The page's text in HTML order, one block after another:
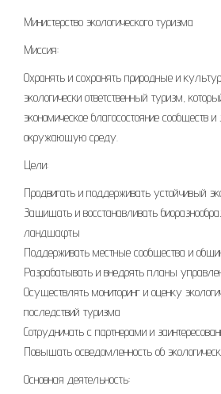
Министерство экологического туризма
Миссия:
Охранять и сохранять природные и
экологически ответственный туризм,
экономическое благосостояние сообществ
окружающую среду.
Цели:
Продвигать и поддерживать устойчивый
Защищать и восстанавливать
ландшафты
Поддерживать местные сообщества и
Разрабатывать и внедрять планы
Осуществлять мониторинг и оценку
последствий туризма
Сотрудничать с партнерами и
Повышать осведомленность об
Основная деятельность: